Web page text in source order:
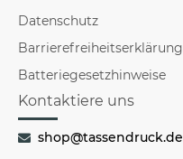
Datenschutz
Barrierefreiheitserklärung
Batteriegesetzhinweise
Kontaktiere uns
shop@tassendruck.de